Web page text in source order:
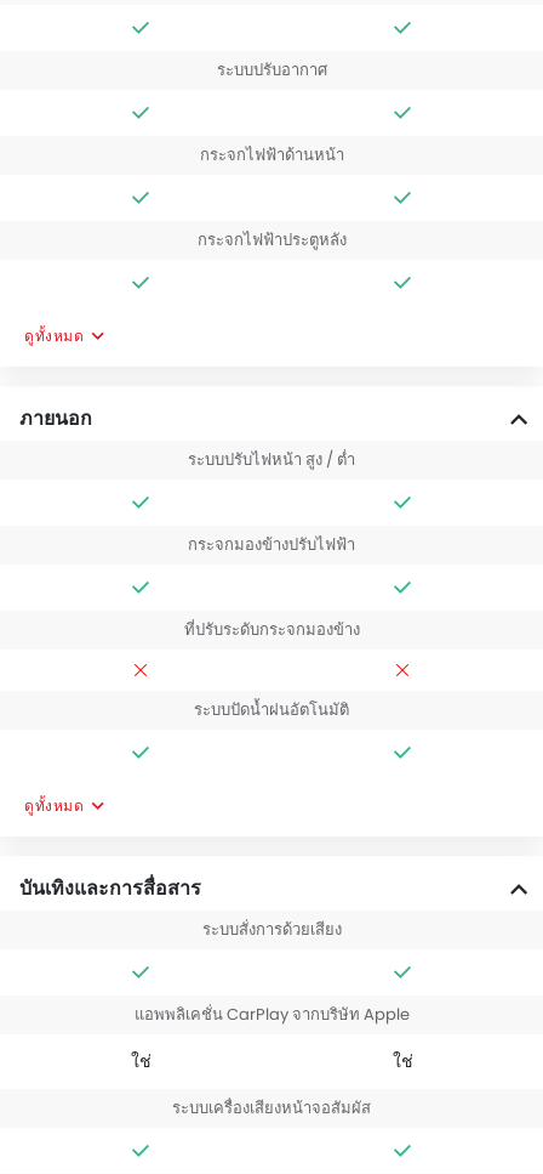
ระบบปรับอากาศ
กระจกไฟฟ้าด้านหน้า
กระจกไฟฟ้าประตูหลัง
ดูทั้งหมด
ภายนอก
ระบบปรับไฟหน้า สูง / ต่ำ
กระจกมองข้างปรับไฟฟ้า
ที่ปรับระดับกระจกมองข้าง
ระบบปัดน้ำฝนอัตโนมัติ
ดูทั้งหมด
บันเทิงและการสื่อสาร
ระบบสั่งการด้วยเสียง
แอพพลิเคชั่น CarPlay จากบริษัท Apple
ใช่ ใช่
ระบบเครื่องเสียงหน้าจอสัมผัส